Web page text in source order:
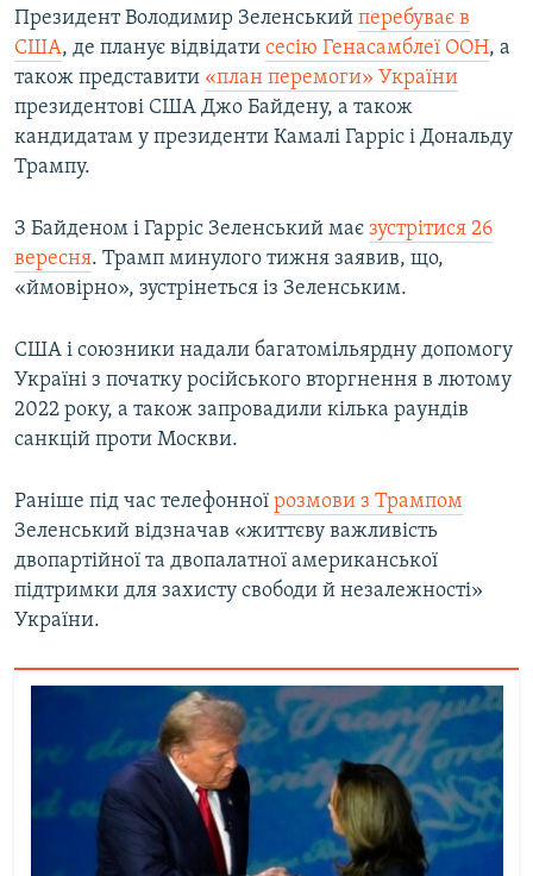
Президент Володимир Зеленський перебуває в
США, де планує відвідати сесію Генасамблеї ООН, а
також представити «план перемоги» України
президентові США Джо Байдену, а також
кандидатам у президенти Камалі Гарріс і Дональду
Трампу.
З Байденом і Гарріс Зеленський має зустрітися 26
вересня. Трамп минулого тижня заявив, що,
«ймовірно», зустрінеться із Зеленським.
США і союзники надали багатомільярдну допомогу
Україні з початку російського вторгнення в лютому
2022 року, а також запровадили кілька раундів
санкцій проти Москви.
Раніше під час телефонної розмови з Трампом
Зеленський відзначав «життєву важливість
двопартійної та двопалатної американської
підтримки для захисту свободи й незалежності»
України.